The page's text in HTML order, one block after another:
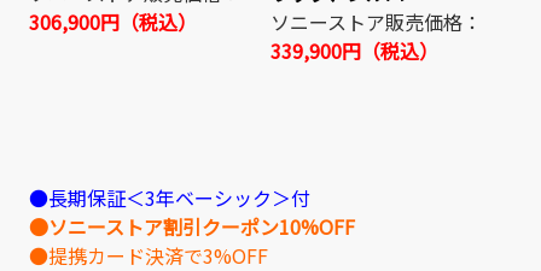
306,900円（税込）
ソニーストア販売価格：
339,900円（税込）
●長期保証＜3年ベーシック＞付
●ソニーストア割引クーポン10%OFF
●提携カード決済で3%OFF